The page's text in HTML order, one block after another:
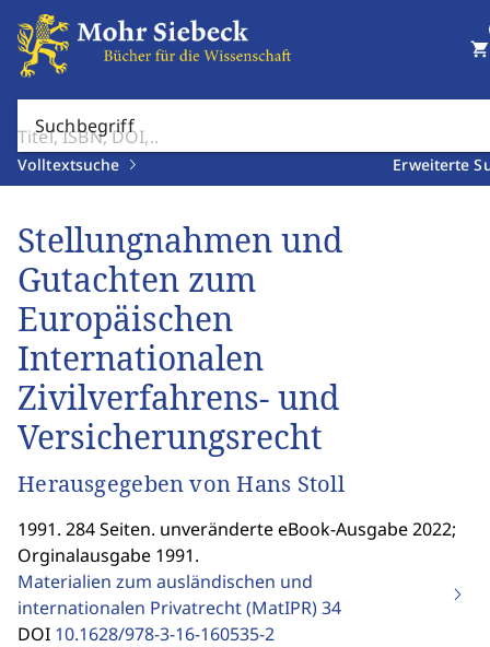
Suchbegriff
Volltextsuche Erweiterte
shopping_cart
Stellungnahmen und
Gutachten zum
Europäischen
Internationalen
Zivilverfahrens- und
Versicherungsrecht
Herausgegeben von Hans Stoll
1991. 284 Seiten. unveränderte eBook-Ausgabe 2022;
Orginalausgabe 1991.
Materialien zum ausländischen und
internationalen Privatrecht (MatIPR)34
DOI 10.1628/978-3-16-160535-2